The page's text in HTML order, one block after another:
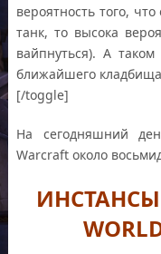
вероятность того,
танк, то высока
вайпнуться). А
ближайшего
[/toggle]
На сегодняшний
Warcraft около